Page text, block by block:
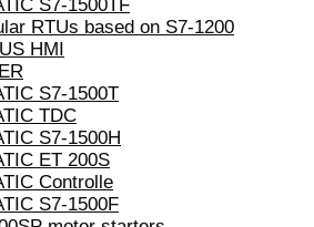
S7-1500TF
RTUs based on S7-1200
HMI
S7-1500T
TDC
S7-1500H
ET 200S
Controlle
S7-1500F